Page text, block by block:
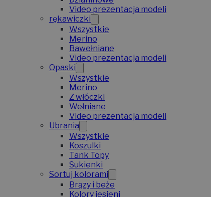
Video prezentacja modeli
rękawiczki
Wszystkie
Merino
Bawełniane
Video prezentacja modeli
Opaski
Wszystkie
Merino
Z włóczki
Wełniane
Video prezentacja modeli
Ubrania
Wszystkie
Koszulki
Tank Topy
Sukienki
Sortuj kolorami
Brązy i beże
Kolory jesieni